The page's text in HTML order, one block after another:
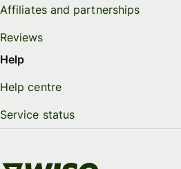
Affiliates and partnerships
Reviews
Help
Help centre
Service status